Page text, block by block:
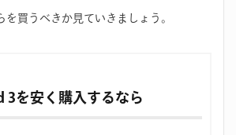
を買うべきか見ていきましょう。
3を安く購入するなら